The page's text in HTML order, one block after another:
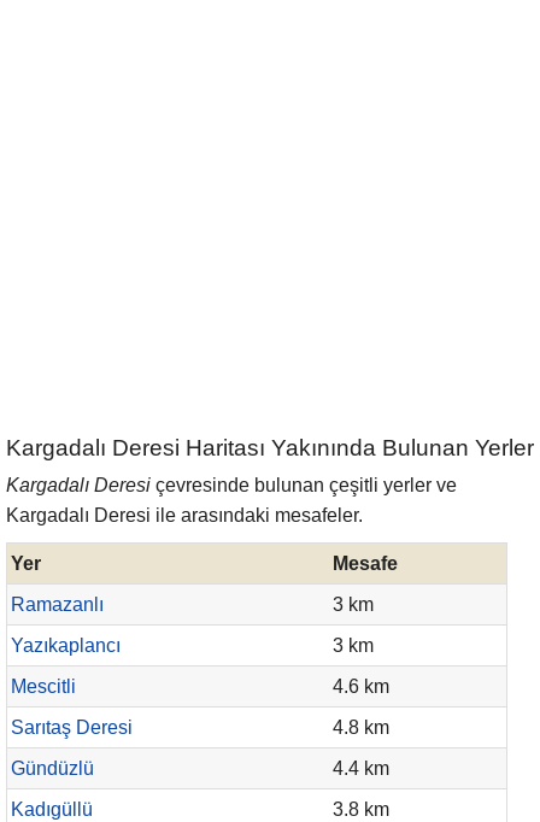
Kargadalı Deresi Haritası Yakınında Bulunan Yerler
Kargadalı Deresi çevresinde bulunan çeşitli yerler ve
Kargadalı Deresi ile arasındaki mesafeler.
Yer
Mesafe
Ramazanlı
3 km
Yazıkaplancı
3 km
Mescitli
4.6 km
Sarıtaş Deresi
4.8 km
Gündüzlü
4.4 km
Kadıgüllü
3.8 km